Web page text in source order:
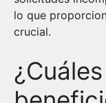
lo que
crucial.